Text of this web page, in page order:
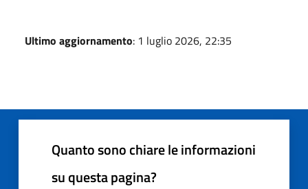
Ultimo aggiornamento: 1 luglio 2026, 22:35
Quanto sono chiare le informazioni
su questa pagina?